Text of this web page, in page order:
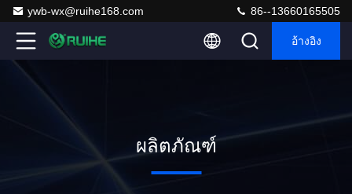
ywb-wx@ruihe168.com 86--13660165505
อ้างอิง
ผลิตภัณฑ์